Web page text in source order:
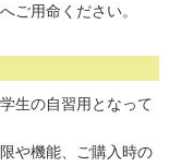
ご用命ください。
生の自習用となって
や機能、ご購入時の